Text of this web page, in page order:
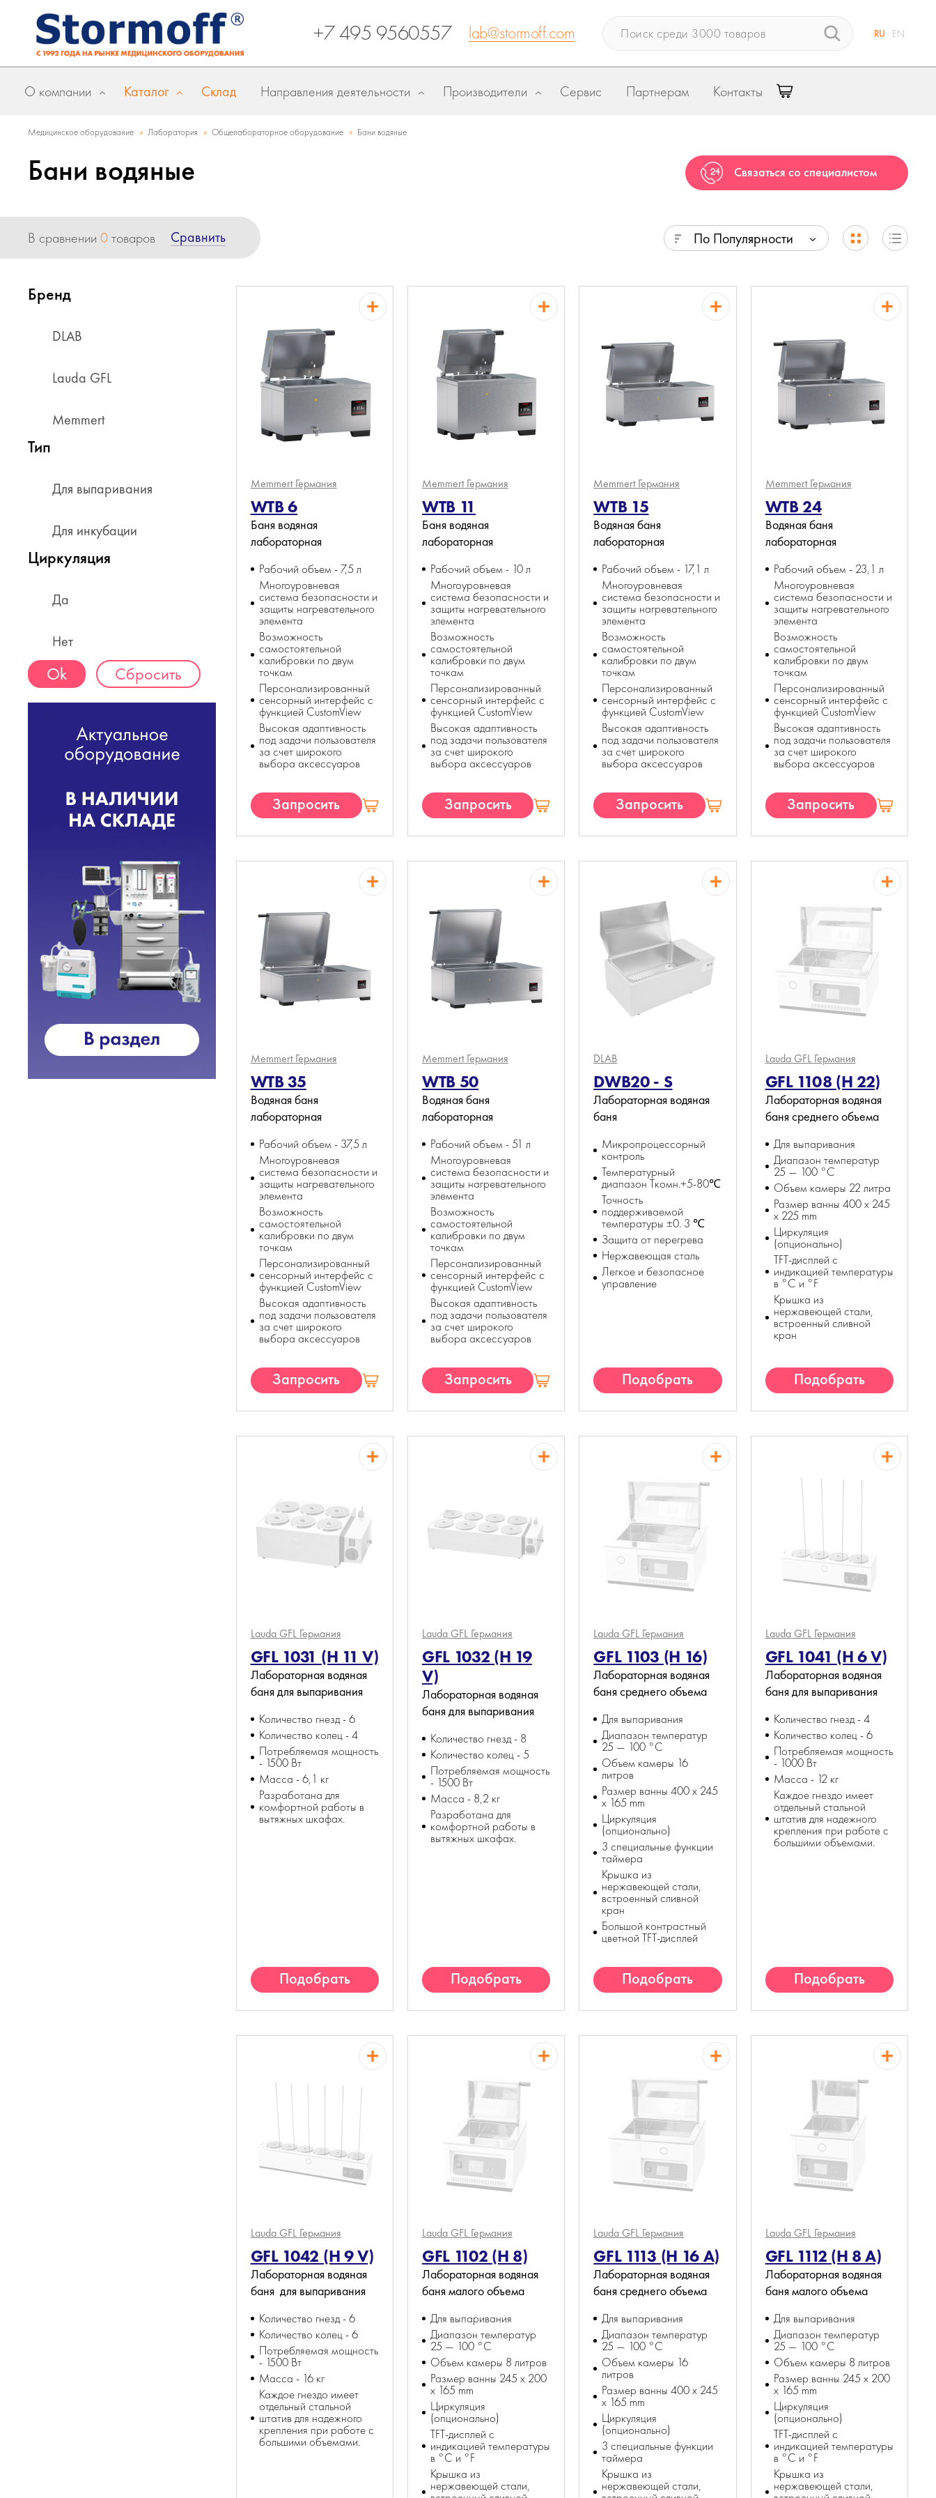
+7 495 9560557 lab@stormoff.com RU EN
О компании Каталог Склад Направления деятельности Производители Сервис Партнерам Контакты
Медицинское оборудование » Лаборатория » Общелабораторное оборудование » Бани водяные
Бани водяные Связаться со специалистом
В сравнении 0товаров Сравнить По Популярности
Бренд
DLAB
Lauda GFL
Memmert
Тип
Для выпаривания
Для инкубации
Циркуляция
Да
Нет
Сбросить
MemmertГермания
WTB 6
Баня водяная
лабораторная
Рабочий объем - 7,5 л
Многоуровневая
система безопасности и
защиты нагревательного
элемента
Возможность
самостоятельной
калибровки по двум
точкам
Персонализированный
сенсорный интерфейс с
функцией CustomView
Высокая адаптивность
под задачи пользователя
за счет широкого
выбора аксессуаров
Запросить
MemmertГермания
WTB 11
Баня водяная
лабораторная
Рабочий объем - 10 л
Многоуровневая
система безопасности и
защиты нагревательного
элемента
Возможность
самостоятельной
калибровки по двум
точкам
Персонализированный
сенсорный интерфейс с
функцией CustomView
Высокая адаптивность
под задачи пользователя
за счет широкого
выбора аксессуаров
Запросить
MemmertГермания
WTB 15
Водяная баня
лабораторная
Рабочий объем - 17,1 л
Многоуровневая
система безопасности и
защиты нагревательного
элемента
Возможность
самостоятельной
калибровки по двум
точкам
Персонализированный
сенсорный интерфейс с
функцией CustomView
Высокая адаптивность
под задачи пользователя
за счет широкого
выбора аксессуаров
Запросить
MemmertГермания
WTB 24
Водяная баня
лабораторная
Рабочий объем - 23,1 л
Многоуровневая
система безопасности и
защиты нагревательного
элемента
Возможность
самостоятельной
калибровки по двум
точкам
Персонализированный
сенсорный интерфейс с
функцией CustomView
Высокая адаптивность
под задачи пользователя
за счет широкого
выбора аксессуаров
Запросить
MemmertГермания
WTB 35
Водяная баня
лабораторная
Рабочий объем - 37,5 л
Многоуровневая
система безопасности и
защиты нагревательного
элемента
Возможность
самостоятельной
калибровки по двум
точкам
Персонализированный
сенсорный интерфейс с
функцией CustomView
Высокая адаптивность
под задачи пользователя
за счет широкого
выбора аксессуаров
Запросить
MemmertГермания
WTB 50
Водяная баня
лабораторная
Рабочий объем - 51 л
Многоуровневая
система безопасности и
защиты нагревательного
элемента
Возможность
самостоятельной
калибровки по двум
точкам
Персонализированный
сенсорный интерфейс с
функцией CustomView
Высокая адаптивность
под задачи пользователя
за счет широкого
выбора аксессуаров
Запросить
DLAB
DWB20 - S
Лабораторная водяная
баня
Микропроцессорный
контроль
Температурный
диапазон Tкомн.+5-80℃
Точность
поддерживаемой
температуры ±0. 3 ℃
Защита от перегрева
Нержавеющая сталь
Легкое и безопасное
управление
Подобрать
Lauda GFL Германия
GFL 1108 (H 22)
Лабораторная водяная
баня среднего объема
Для выпаривания
Диапазон температур
25 — 100 °C
Объем камеры 22 литра
Размер ванны 400 х 245
x 225 mm
Циркуляция
(опционально)
TFT-дисплей с
индикацией температуры
в °C и °F
Крышка из
нержавеющей стали,
встроенный сливной
кран
Подобрать
Lauda GFL Германия
GFL 1031 (H 11 V)
Лабораторная водяная
баня для выпаривания
Количество гнезд - 6
Количество колец - 4
Потребляемая мощность
- 1500 Вт
Масса - 6,1 кг
Разработана для
комфортной работы в
вытяжных шкафах.
Подобрать
Lauda GFL Германия
GFL 1032 (H 19
V)
Лабораторная водяная
баня для выпаривания
Количество гнезд - 8
Количество колец - 5
Потребляемая мощность
- 1500 Вт
Масса - 8,2 кг
Разработана для
комфортной работы в
вытяжных шкафах.
Подобрать
Lauda GFL Германия
GFL 1103 (H 16)
Лабораторная водяная
баня среднего объема
Для выпаривания
Диапазон температур
25 — 100 °C
Объем камеры 16
литров
Размер ванны 400 х 245
x 165 mm
Циркуляция
(опционально)
3 специальные функции
таймера
Крышка из
нержавеющей стали,
встроенный сливной
кран
Большой контрастный
цветной TFT-дисплей
Подобрать
Lauda GFL Германия
GFL 1041 (H 6 V)
Лабораторная водяная
баня для выпаривания
Количество гнезд - 4
Количество колец - 6
Потребляемая мощность
- 1000 Вт
Масса - 12 кг
Каждое гнездо имеет
отдельный стальной
штатив для надежного
крепления при работе с
большими объемами.
Подобрать
Lauda GFL Германия
GFL 1042 (H 9 V)
Лабораторная водяная
баня для выпаривания
Количество гнезд - 6
Количество колец - 6
Потребляемая мощность
- 1500 Вт
Масса - 16 кг
Каждое гнездо имеет
отдельный стальной
штатив для надежного
крепления при работе с
большими объемами.
Lauda GFL Германия
GFL 1102 (H 8)
Лабораторная водяная
баня малого объема
Для выпаривания
Диапазон температур
25 — 100 °C
Объем камеры 8 литров
Размер ванны 245 х 200
x 165 mm
Циркуляция
(опционально)
TFT-дисплей с
индикацией температуры
в °C и °F
Крышка из
нержавеющей стали,
Lauda GFL Германия
GFL 1113 (H 16 A)
Лабораторная водяная
баня среднего объема
Для выпаривания
Диапазон температур
25 — 100 °C
Объем камеры 16
литров
Размер ванны 400 х 245
x 165 mm
Циркуляция
(опционально)
3 специальные функции
таймера
Крышка из
нержавеющей стали,
Lauda GFL Германия
GFL 1112 (H 8 A)
Лабораторная водяная
баня малого объема
Для выпаривания
Диапазон температур
25 — 100 °C
Объем камеры 8 литров
Размер ванны 245 х 200
x 165 mm
Циркуляция
(опционально)
TFT-дисплей с
индикацией температуры
в °C и °F
Крышка из
нержавеющей стали,